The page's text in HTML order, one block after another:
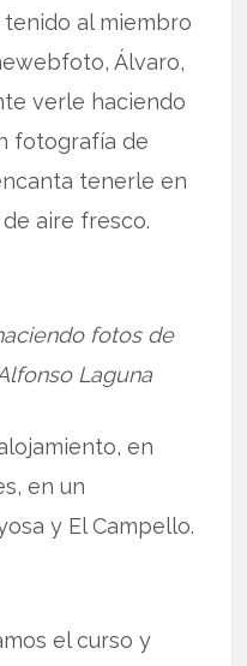
al miembro
Álvaro,
verle haciendo
fotografía de
tenerle en
aire fresco.
fotos de
Laguna
en
en un
y El Campello.
el curso y